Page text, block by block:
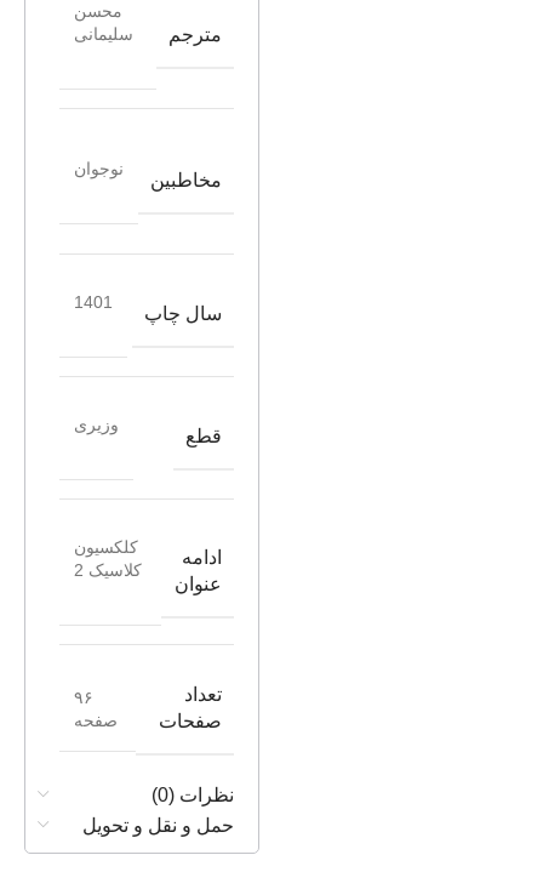
مترجم
محسن
سلیمانی
مخاطبین
نوجوان
سال چاپ
1401
قطع
وزیری
ادامه
عنوان
کلکسیون
کلاسیک 2
تعداد
صفحات
۹۶
صفحه
نظرات (0)
حمل و نقل و تحویل